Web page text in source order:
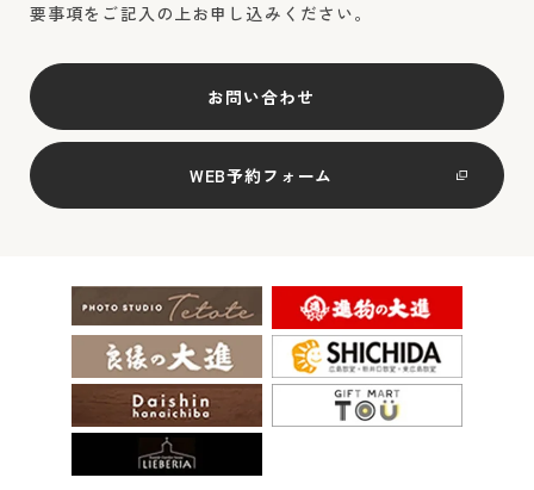
要事項をご記入の上お申し込みください。
お問い合わせ
WEB予約フォーム